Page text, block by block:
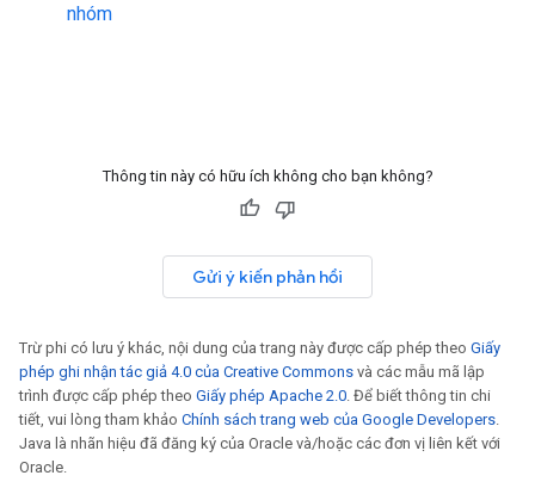
nhóm
Thông tin này có hữu ích không cho bạn không?
Gửi ý kiến phản hồi
Trừ phi có lưu ý khác, nội dung của trang này được cấp phép theo Giấy
phép ghi nhận tác giả 4.0 của Creative Commons và các mẫu mã lập
trình được cấp phép theo Giấy phép Apache 2.0 . Để biết thông tin chi
tiết, vui lòng tham khảo Chính sách trang web của Google Developers
Java là nhãn hiệu đã đăng ký của Oracle và/hoặc các đơn vị liên kết với
Oracle.